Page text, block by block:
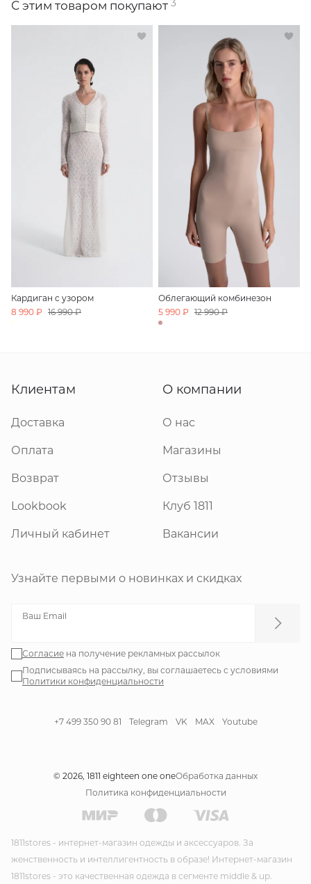
С этим товаром покупают 3
Кардиган с узором
8 990 ₽ 16 990 ₽
Облегающий комбинезон
5 990 ₽ 12 990 ₽
Клиентам
Доставка
Оплата
Возврат
Lookbook
Личный кабинет
О компании
О нас
Магазины
Отзывы
Клуб 1811
Вакансии
Узнайте первыми о новинках и скидках
Ваш Email
Согласие на получение рекламных рассылок
Подписываясь на рассылку, вы соглашаетесь с условиями
Политики конфиденциальности
+7 499 350 90 81 Telegram VK MAX Youtube
© 2026, 1811 eighteen one oneОбработка данных
Политика конфиденциальности
1811stores - интернет-магазин одежды и аксессуаров. За
женственность и интеллигентность в образе! Интернет-магазин
1811stores - это качественная одежда в сегменте middle & up.